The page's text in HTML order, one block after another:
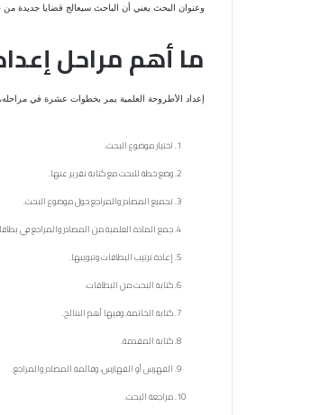
وعنوان البحث يعني أن الباحث سيعالج قضايا جديدة
ما أهم مراحل
إعداد الأطروحة العلمية يمر بخطوات عشرة في
اختيار موضوع البحث.
وضع خطة للبحث مع كتابة تقرير عنها.
تجميع المصادر والمراجع حول موضوع البحث.
جمع المادة العلمية من المصادر والمراجع في
إعادة ترتيب البطاقات وتبويبها.
كتابة البحث من البطاقات.
كتابة الخاتمة، وفيها أهم النتائج.
كتابة المقدمة.
الفهرس أو الفهارس، وقائمة المصادر والمراجع.
مراجعة البحث.